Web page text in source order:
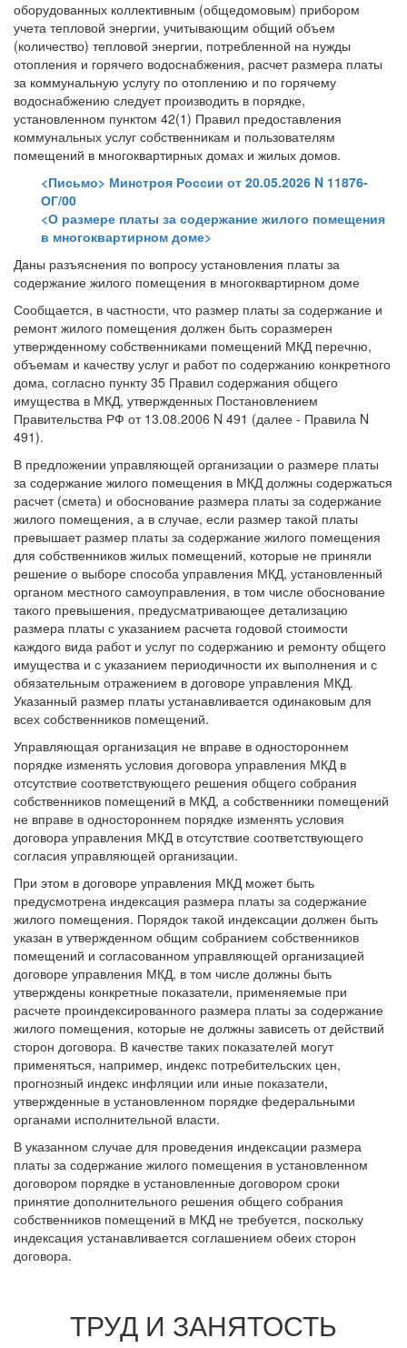
оборудованных коллективным (общедомовым) прибором
учета тепловой энергии, учитывающим общий объем
(количество) тепловой энергии, потребленной на нужды
отопления и горячего водоснабжения, расчет размера платы
за коммунальную услугу по отоплению и по горячему
водоснабжению следует производить в порядке,
установленном пунктом 42(1) Правил предоставления
коммунальных услуг собственникам и пользователям
помещений в многоквартирных домах и жилых домов.
<Письмо> Минстроя России от 20.05.2026 N 11876-
ОГ/00
<О размере платы за содержание жилого помещения
в многоквартирном доме>
Даны разъяснения по вопросу установления платы за
содержание жилого помещения в многоквартирном доме
Сообщается, в частности, что размер платы за содержание и
ремонт жилого помещения должен быть соразмерен
утвержденному собственниками помещений МКД перечню,
объемам и качеству услуг и работ по содержанию конкретного
дома, согласно пункту 35 Правил содержания общего
имущества в МКД, утвержденных Постановлением
Правительства РФ от 13.08.2006 N 491 (далее - Правила N
491).
В предложении управляющей организации о размере платы
за содержание жилого помещения в МКД должны содержаться
расчет (смета) и обоснование размера платы за содержание
жилого помещения, а в случае, если размер такой платы
превышает размер платы за содержание жилого помещения
для собственников жилых помещений, которые не приняли
решение о выборе способа управления МКД, установленный
органом местного самоуправления, в том числе обоснование
такого превышения, предусматривающее детализацию
размера платы с указанием расчета годовой стоимости
каждого вида работ и услуг по содержанию и ремонту общего
имущества и с указанием периодичности их выполнения и с
обязательным отражением в договоре управления МКД.
Указанный размер платы устанавливается одинаковым для
всех собственников помещений.
Управляющая организация не вправе в одностороннем
порядке изменять условия договора управления МКД в
отсутствие соответствующего решения общего собрания
собственников помещений в МКД, а собственники помещений
не вправе в одностороннем порядке изменять условия
договора управления МКД в отсутствие соответствующего
согласия управляющей организации.
При этом в договоре управления МКД может быть
предусмотрена индексация размера платы за содержание
жилого помещения. Порядок такой индексации должен быть
указан в утвержденном общим собранием собственников
помещений и согласованном управляющей организацией
договоре управления МКД, в том числе должны быть
утверждены конкретные показатели, применяемые при
расчете проиндексированного размера платы за содержание
жилого помещения, которые не должны зависеть от действий
сторон договора. В качестве таких показателей могут
применяться, например, индекс потребительских цен,
прогнозный индекс инфляции или иные показатели,
утвержденные в установленном порядке федеральными
органами исполнительной власти.
В указанном случае для проведения индексации размера
платы за содержание жилого помещения в установленном
договором порядке в установленные договором сроки
принятие дополнительного решения общего собрания
собственников помещений в МКД не требуется, поскольку
индексация устанавливается соглашением обеих сторон
договора.
ТРУД И ЗАНЯТОСТЬ